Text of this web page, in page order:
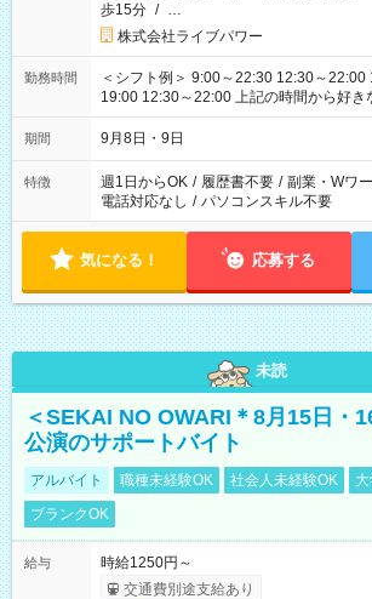
歩15分 / …
株式会社ライブパワー
勤務時間
＜シフト例＞ 9:00～22:30 12:30～
19:00 12:30～22:00 上記の時間から好きな時間を選べます！ ※
時間は変更となる可能性があります
期間 9月8日・9日
特徴 週1日からOK / 履歴書不要 / 副業・Wワ
電話対応なし / パソコンスキル不要
気になる！ 応募する
未読
＜SEKAI NO OWARI＊8月15日・
公演のサポートバイト
アルバイト 職種未経験OK 社会人未経験OK
ブランクOK
給与
時給1250円～
交通費別途支給あり